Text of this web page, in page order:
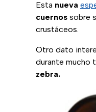
Esta nueva
cuernos sobre
crustáceos.
Otro dato
durante mucho
zebra.